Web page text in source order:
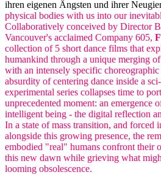
ihren eigenen Ängsten und ihrer
physical bodies with us into our
Collaboratively conceived by Director
Vancouver's acclaimed Company 605,
collection of 5 short dance films that
humankind through a unique merging
with an intensely specific
absurdity of centering dance inside a
experimental series collapses time to
unprecedented moment: an emergence
intelligent being - the digital reflection
In a state of mass transition, and forced
alongside this growing presence, the
embodied "real" humans confront their
this new dawn while grieving what
looming obsolescence.